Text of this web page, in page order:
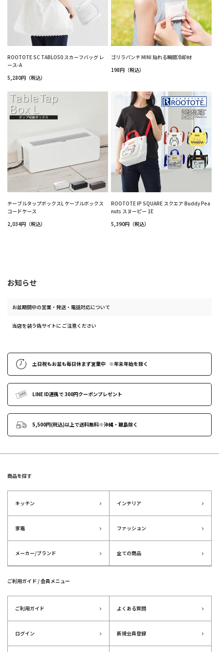
ROOTOTE SC TABLO50 スカーフバッグ レ
ース-A
5,280円（税込）
ゴリラパンチ MINI 貼れる瞬間冷却材
198円（税込）
テーブルタップボックスL ケーブルボックス
コードケース
2,034円（税込）
ROOTOTE IP SQUARE スクエア Buddy Pea
nuts スヌーピー 1E
5,390円（税込）
お知らせ
お盆期間中の営業・発送・電話対応について
当店を装う偽サイトに ご注意ください
土日祝もお盆も毎日休まず営業中 ※年末年始を除く
LINE ID連携で300円クーポンプレゼント
5,500円(税込)以上で送料無料※沖縄・離島除く
商品を探す
キッチン インテリア
家電 ファッション
メーカー/ブランド 全ての商品
ご利用ガイド / 会員メニュー
ご利用ガイド よくある質問
ログイン 新規会員登録